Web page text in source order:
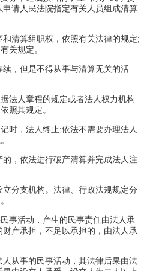
请人民法院指定有关人员组成清算
清算组职权，依照有关法律的规定;
关规定。
，但是不得从事与清算无关的活
法人章程的规定或者法人权力机构
照其规定。
时，法人终止;依法不需要办理法人
，依法进行破产清算并完成法人注
分支机构。法律、行政法规规定分
事活动，产生的民事责任由法人承
产承担，不足以承担的，由法人承
从事的民事活动，其法律后果由法